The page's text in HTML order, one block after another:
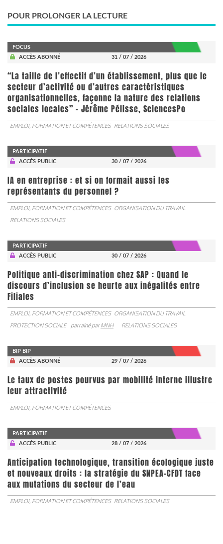
POUR PROLONGER LA LECTURE
FOCUS
ACCÈS ABONNÉ
31 / 07 / 2026
“La taille de l’effectif d’un établissement, plus que le
secteur d’activité ou d’autres caractéristiques
organisationnelles, façonne la nature des relations
sociales locales” - Jérôme Pélisse, SciencesPo
EMPLOI, FORMATION ET COMPÉTENCES RELATIONS SOCIALES
PARTICIPATIF
ACCÈS PUBLIC
30 / 07 / 2026
IA en entreprise : et si on formait aussi les
représentants du personnel ?
EMPLOI, FORMATION ET COMPÉTENCES ORGANISATION DU TRAVAIL
RELATIONS SOCIALES
PARTICIPATIF
ACCÈS PUBLIC
30 / 07 / 2026
Politique anti-discrimination chez SAP : Quand le
discours d’inclusion se heurte aux inégalités entre
Filiales
EMPLOI, FORMATION ET COMPÉTENCES ORGANISATION DU TRAVAIL
PROTECTION SOCIALE
parrainé parMNH RELATIONS SOCIALES
BIP BIP
ACCÈS ABONNÉ
29 / 07 / 2026
Le taux de postes pourvus par mobilité interne illustre
leur attractivité
EMPLOI, FORMATION ET COMPÉTENCES
PARTICIPATIF
ACCÈS PUBLIC
28 / 07 / 2026
Anticipation technologique, transition écologique juste
et nouveaux droits : la stratégie du SNPEA-CFDT face
aux mutations du secteur de l’eau
EMPLOI, FORMATION ET COMPÉTENCES RELATIONS SOCIALES